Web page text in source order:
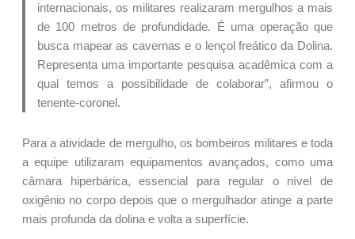
internacionais, os militares realizaram mergulhos a mais
de 100 metros de profundidade. É uma operação que
busca mapear as cavernas e o lençol freático da Dolina.
Representa uma importante pesquisa acadêmica com a
qual temos a possibilidade de colaborar”, afirmou o
tenente-coronel.
Para a atividade de mergulho, os bombeiros militares e toda
a equipe utilizaram equipamentos avançados, como uma
câmara hiperbárica, essencial para regular o nível de
oxigênio no corpo depois que o mergulhador atinge a parte
mais profunda da dolina e volta a superfície.